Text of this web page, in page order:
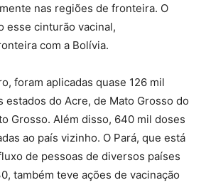
nas regiões de fronteira. O
esse cinturão vacinal,
com a Bolívia.
foram aplicadas quase 126 mil
estados do Acre, de Mato Grosso do
Grosso. Além disso, 640 mil doses
ao país vizinho. O Pará, que está
de pessoas de diversos países
também teve ações de vacinação